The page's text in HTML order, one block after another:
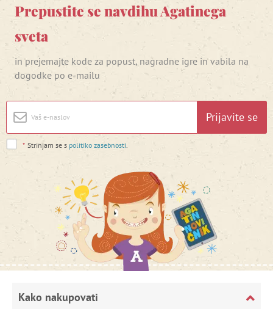
Prepustite se navdihu Agatinega
sveta
in prejemajte kode za popust, nagradne igre in vabila na
dogodke po e-mailu
Prijavite se
* Strinjam se s politiko zasebnosti
Kako nakupovati